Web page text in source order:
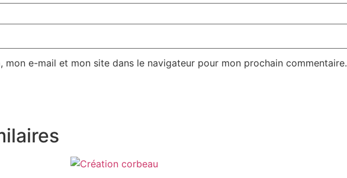
mon e-mail et mon site dans le navigateur pour mon prochain commentaire.